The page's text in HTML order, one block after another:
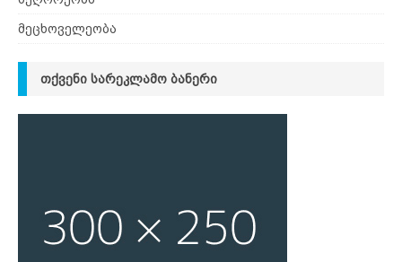
მეცხოველეობა
ᲗᲥᲕᲔᲜᲘ ᲡᲐᲠᲔᲙᲚᲐᲛᲝ ᲑᲐᲜᲔᲠᲘ